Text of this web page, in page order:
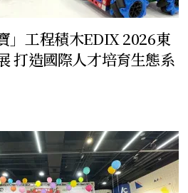
」工程積木EDIX 2026東
打造國際人才培育生態系